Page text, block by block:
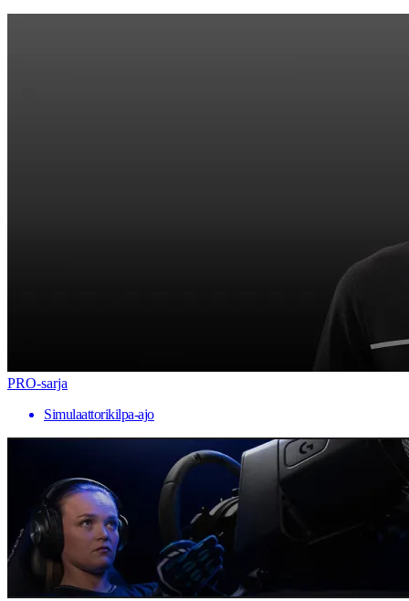
PRO-sarja
Simulaattorikilpa-ajo